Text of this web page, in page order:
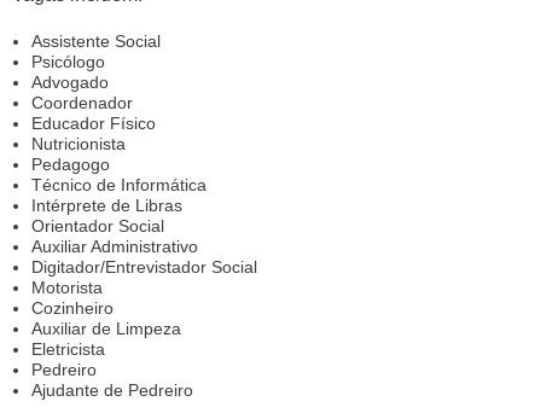
Assistente Social
Psicólogo
Advogado
Coordenador
Educador Físico
Nutricionista
Pedagogo
Técnico de Informática
Intérprete de Libras
Orientador Social
Auxiliar Administrativo
Digitador/Entrevistador Social
Motorista
Cozinheiro
Auxiliar de Limpeza
Eletricista
Pedreiro
Ajudante de Pedreiro